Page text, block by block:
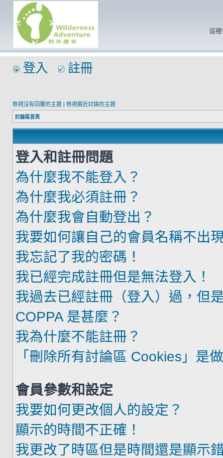
這裡
登入 註冊
檢視沒有回覆的主題 | 檢視最近討論的主題
討論區首頁
登入和註冊問題
為什麼我不能登入？
為什麼我必須註冊？
為什麼我會自動登出？
我要如何讓自己的會員名稱不出
我忘記了我的密碼！
我已經完成註冊但是無法登入！
我過去已經註冊（登入）過，但
COPPA 是甚麼？
我為什麼不能註冊？
「刪除所有討論區 Cookies」是
會員參數和設定
我要如何更改個人的設定？
顯示的時間不正確！
我更改了時區但是時間還是顯示